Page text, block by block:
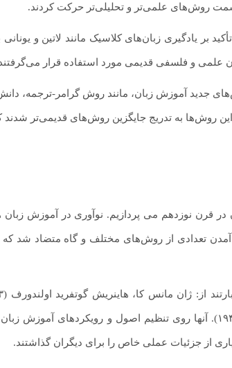
روش‌های علمی‌تر و تحلیلی‌تر حرکت کردند.
بر یادگیری زبان‌های کلاسیک مانند لاتین و
و فلسفی قدیمی مورد استفاده قرار
قرن ۱۸، با ظهور روش‌های جدید آموزش زبان، مانند روش گرامر-
این روش‌ها به تدریج جایگزین روش‌های قدیمی‌تر شدند
در قرن نوزدهم می پردازیم. نوآوری در آموزش
آمدن تعدادی از روش‌های مختلف و گاه متضاد شد
(۱۸۶۰-۱۹۴۳)، و هارولد پالمر (۱۸۷۷-۱۹۴۹). آنها روی تنظیم اصول و
از جزئیات عملی خاص را برای دیگران گذاشتند.